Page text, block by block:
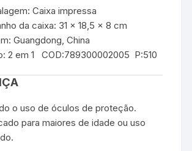
Caixa impressa
da caixa: 31 x 18,5 x 8 cm
Guangdong, China
2 em 1 COD:789300002005 P:510
o uso de óculos de proteção.
para maiores de idade ou uso